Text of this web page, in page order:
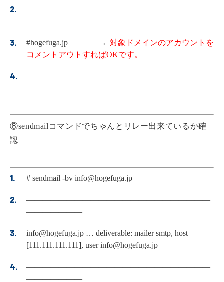
———————————————————————
———————
#hogefuga.jp ←対象ドメインのアカウントを
コメントアウトすればOKです。
———————————————————————
———————
⑧sendmailコマンドでちゃんとリレー出来ているか確
認
# sendmail -bv info@hogefuga.jp
———————————————————————
———————
info@hogefuga.jp … deliverable: mailer smtp, host
[111.111.111.111], user info@hogefuga.jp
———————————————————————
———————